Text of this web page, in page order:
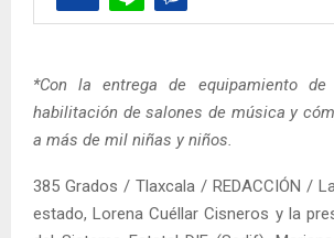
*Con la entrega de equipamiento de
habilitación de salones de música y
a más de mil niñas y niños.
385 Grados / Tlaxcala / REDACCIÓN /
estado, Lorena Cuéllar Cisneros y la